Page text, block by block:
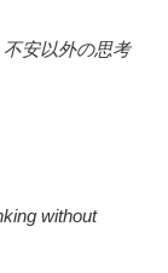
安以外の思考
without